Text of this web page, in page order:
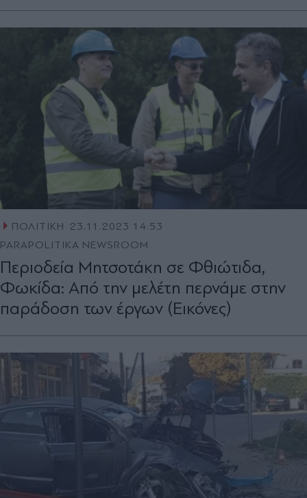
ΠΟΛΙΤΙΚΗ
23.11.2023 14:53
PARAPOLITIKA NEWSROOM
Περιοδεία Μητσοτάκη σε Φθιώτιδα,
Φωκίδα: Από την μελέτη περνάμε στην
παράδοση των έργων (Εικόνες)